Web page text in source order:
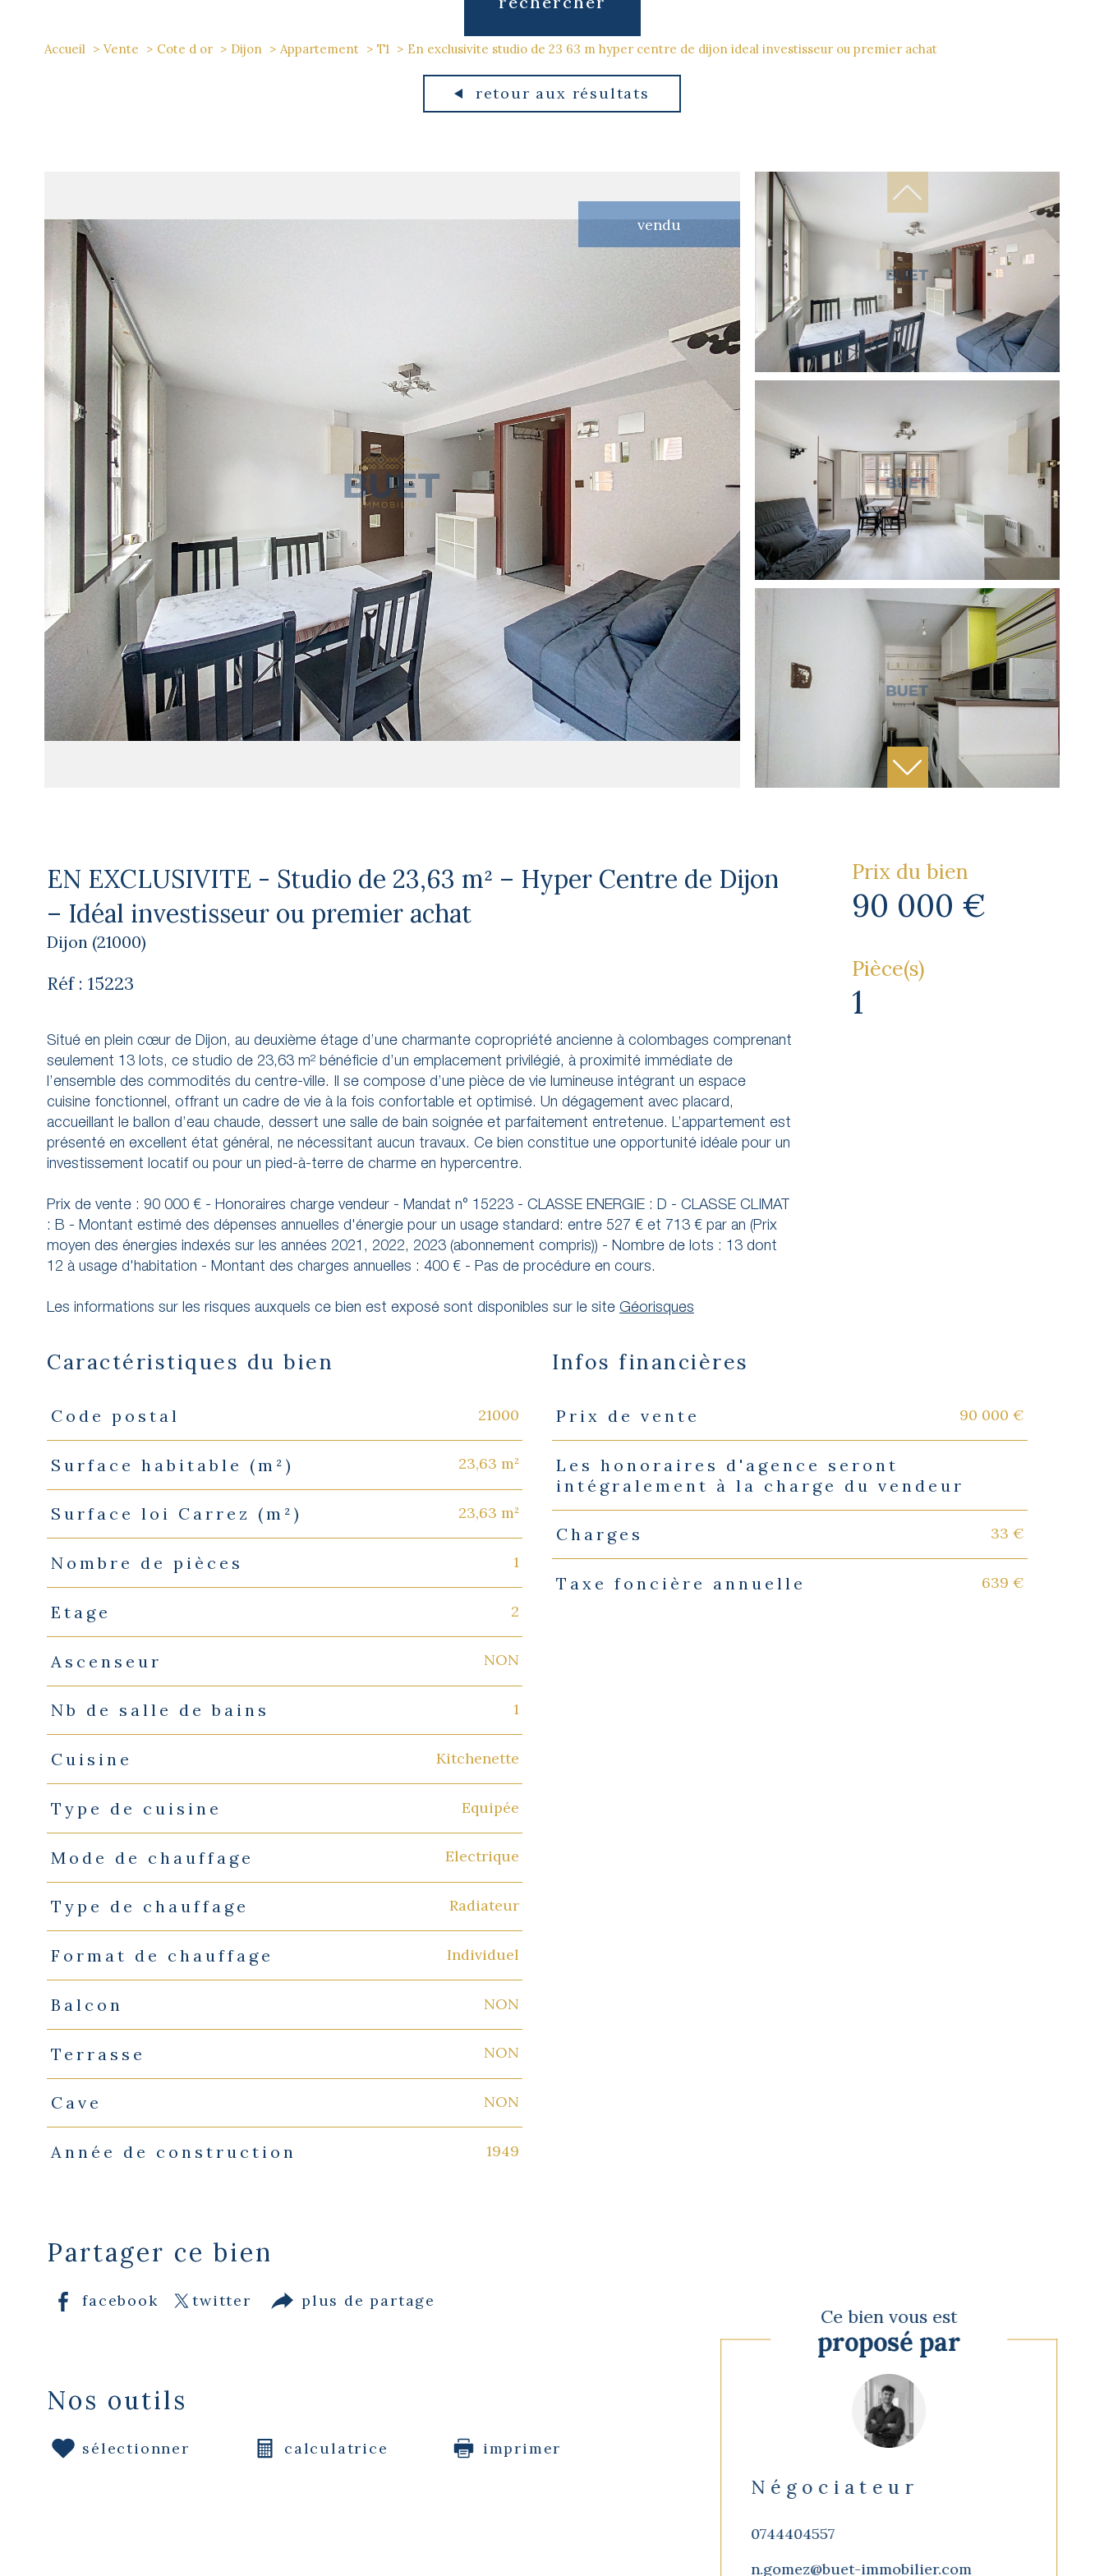
Accueil Vente Cote d or Dijon Appartement T1 En exclusivite studio de 23 63 m hyper centre de dijon ideal investisseur ou premier achat
retour aux résultats
vendu
EN EXCLUSIVITE - Studio de 23,63 m² – Hyper Centre de Dijon
– Idéal investisseur ou premier achat
Dijon (21000)
Réf : 15223
Situé en plein cœur de Dijon, au deuxième étage d’une charmante copropriété ancienne à colombages comprenant
seulement 13 lots, ce studio de 23,63 m² bénéficie d’un emplacement privilégié, à proximité immédiate de
l’ensemble des commodités du centre-ville. Il se compose d’une pièce de vie lumineuse intégrant un espace
cuisine fonctionnel, offrant un cadre de vie à la fois confortable et optimisé. Un dégagement avec placard,
accueillant le ballon d’eau chaude, dessert une salle de bain soignée et parfaitement entretenue. L’appartement est
présenté en excellent état général, ne nécessitant aucun travaux. Ce bien constitue une opportunité idéale pour un
investissement locatif ou pour un pied-à-terre de charme en hypercentre.
Prix de vente : 90 000 € - Honoraires charge vendeur - Mandat n° 15223 - CLASSE ENERGIE : D - CLASSE CLIMAT
: B - Montant estimé des dépenses annuelles d'énergie pour un usage standard: entre 527 € et 713 € par an (Prix
moyen des énergies indexés sur les années 2021, 2022, 2023 (abonnement compris)) - Nombre de lots : 13 dont
12 à usage d'habitation - Montant des charges annuelles : 400 € - Pas de procédure en cours.
Les informations sur les risques auxquels ce bien est exposé sont disponibles sur le site Géorisques
Prix du bien
90 000 €
Pièce(s)
1
Caractéristiques du bien
Caractéristiques Valeurs
Code postal 21000
Surface habitable (m²) 23,63 m²
Surface loi Carrez (m²) 23,63 m²
Nombre de pièces 1
Etage 2
Ascenseur NON
Nb de salle de bains 1
Cuisine Kitchenette
Type de cuisine Equipée
Mode de chauffage Electrique
Type de chauffage Radiateur
Format de chauffage Individuel
Balcon NON
Terrasse NON
Cave NON
Année de construction 1949
Infos financières
Caractéristiques Valeurs
Prix de vente 90 000 €
Les honoraires d'agence seront
intégralement à la charge du vendeur
Charges 33 €
Taxe foncière annuelle 639 €
Partager ce bien
facebook twitter plus de partage
Nos outils
sélectionner calculatrice imprimer
Ce bien vous est
proposé par
Négociateur
0744404557
n.gomez@buet-immobilier.com